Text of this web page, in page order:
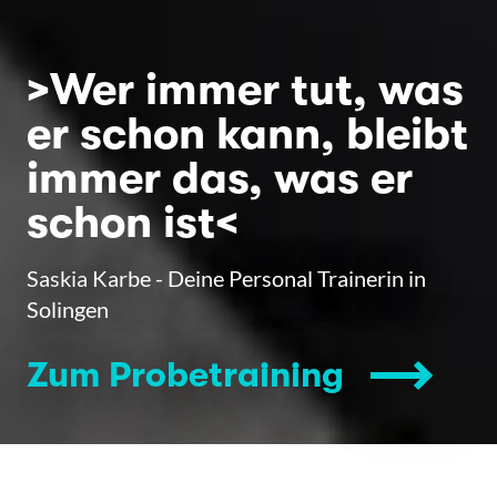
>Wer immer tut, was
er schon kann, bleibt
immer das, was er
schon ist<
Saskia Karbe - Deine Personal Trainerin in
Solingen
Zum Probetraining